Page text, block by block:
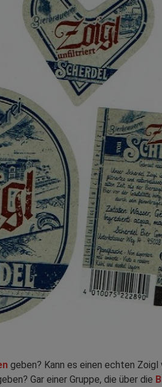
geben? Kann es einen echten Zoigl
Gar einer Gruppe, die über die